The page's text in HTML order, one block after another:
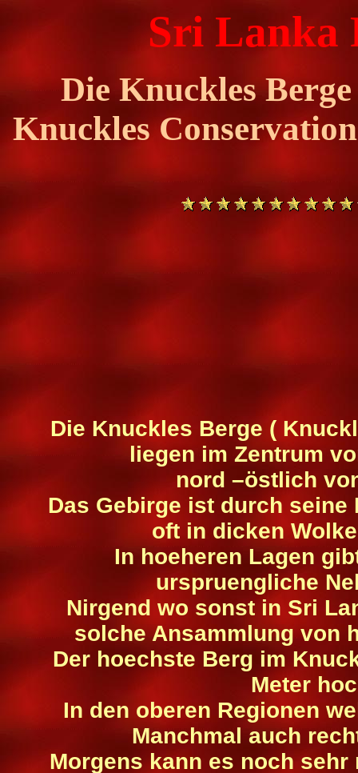
Sri Lanka
Die Knuckles
Knuckles
Die Knuckles Berge (
liegen im Zentrum
nord –östlich
Das Gebirge ist durch seine
oft in dicken
In hoeheren Lagen
urspruengliche
Nirgend wo sonst in Sri
solche Ansammlung von
Der hoechste Berg im
Meter
In den oberen Regionen
Manchmal auch
Morgens kann es noch